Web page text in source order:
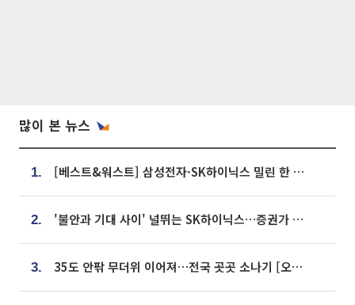
많이 본 뉴스
1. [베스트&워스트] 삼성전자·SK하이닉스 밀린 한 주…상상인증권은 85% 급등
2. '불안과 기대 사이' 널뛰는 SK하이닉스…증권가 "HBM4·LTA 기반 펀터멘털 견고"
3. 35도 안팎 무더위 이어져…전국 곳곳 소나기 [오늘 날씨]